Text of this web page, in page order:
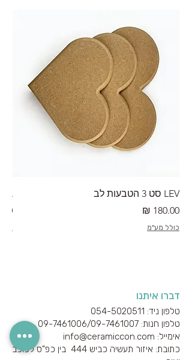
LEV סט 3 הטבעות לב
מחיר
כולל מע"מ
RA מערוך טקסטורה
דברו איתנו
טלפון ניד: 054-5020511
טלפון חנות: 09-7461006/ 09-7461007
אימייל: info@ceramiccon.com
כתובת: איזור תעשיה כביש 444 בין כפ"ס לכוכב